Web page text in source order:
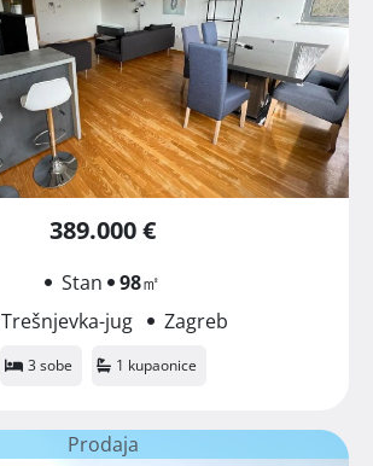
389.000 €
Stan 98㎡
Trešnjevka-jug
Zagreb
3 sobe 1 kupaonice
Prodaja